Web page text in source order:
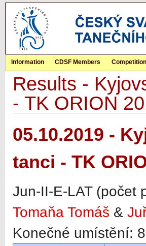
Information CDSF Members
Results -
- TK ORION
05.10.2019 -
tanci - TK
Jun-II-E-LAT (počet
Tomaňa Tomáš &
Konečné umístění: 8